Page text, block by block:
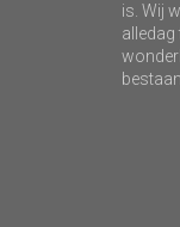
is. Wij
alledag
bestaan.